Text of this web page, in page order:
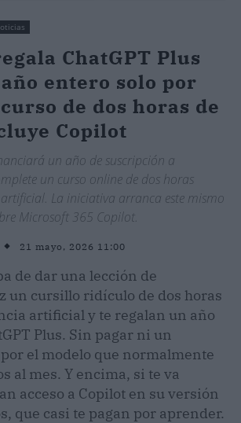
ChatGPT Plus
entero solo por
de dos horas de
Copilot
un año de suscripción a
un curso online de dos horas
La iniciativa arranca este mismo
Microsoft 365 Copilot.
21 mayo, 2026 11:00
de dar una lección de
un cursillo ridículo de dos horas
artificial y te regalan un año
Plus. Sin pagar ni un
el modelo que normalmente
al mes. Y encima, si te va
acceso a Copilot en su versión
que casi te pagan por aprender.